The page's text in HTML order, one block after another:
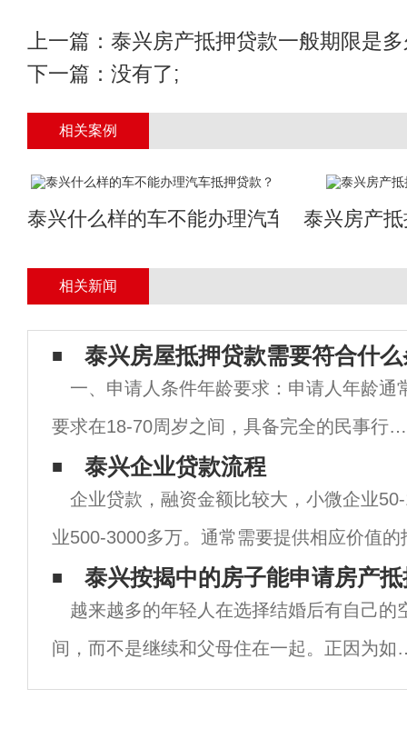
上一篇： 泰兴房产抵押贷款一般期限是
下一篇：没有了;
相关案例
泰兴什么样的车不能办理汽车抵押贷款？
泰兴房产
相关新闻
泰兴房屋抵押贷款需要符合什
一、申请人条件年龄要求：申请人年龄通
要求在18-70周岁之间，具备完全的民事行为
能力。抵押人（房产持有人）的年龄上限可
宽至80周岁。诉讼及征信状况：借款人无诉
纠纷、刑事犯罪记录。近两年内无连续3
泰兴企业贷款流程
企业贷款，融资金额比较大，小微企业
业500-3000多万。通常需要提供相应价值
要是房产抵押贷款。1.准备资料行业贷款需
为主要材料和辅助材料。主要材料
泰兴按揭中的房子能申请房产
越来越多的年轻人在选择结婚后有自己的
间，而不是继续和父母住在一起。正因为如
此，越来越多的人选择分期付款贷款买房，